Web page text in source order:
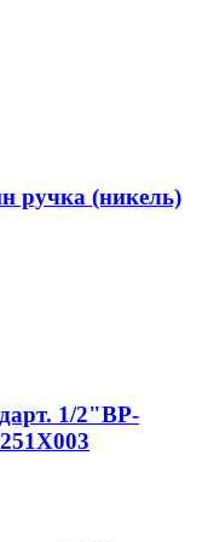
ручка (никель)
1/2"ВР-